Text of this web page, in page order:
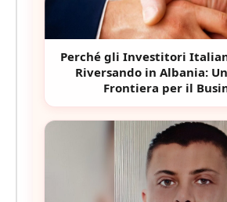
Perché gli Investitori
Riversando in Albania:
Frontiera per il